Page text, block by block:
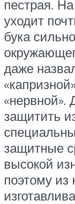
пестрая.
уходит
бука
даже
«нервной».
защитить
защитные
высокой
поэтому из